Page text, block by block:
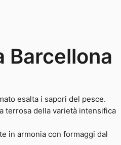
Barcellona
esalta i sapori del pesce.
terrosa della varietà intensifica
in armonia con formaggi dal